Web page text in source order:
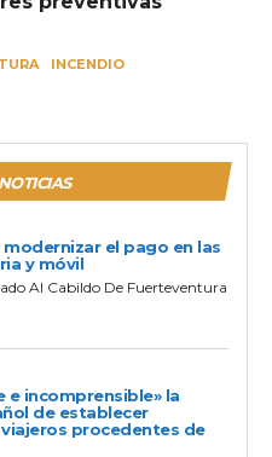
INCENDIO
el pago en las
y móvil
Al Cabildo De Fuerteventura
e incomprensible» la
de establecer
procedentes de